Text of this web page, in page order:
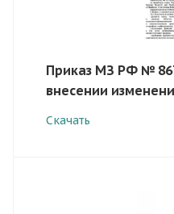
Приказ МЗ РФ №
внесении
Скачать